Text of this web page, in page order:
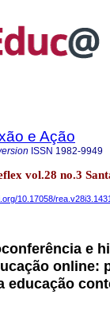
e Ação
ISSN 1982-9949
vol.28 no.3
10.17058/
e
online:
educação